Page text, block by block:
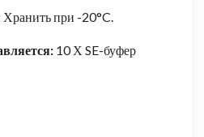
Хранить при -20°C.
10 Х SE-буфер